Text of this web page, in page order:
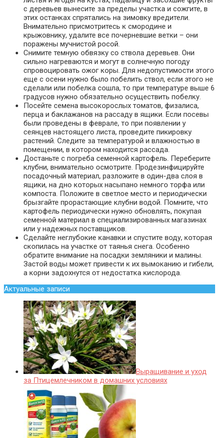
с деревьев вынесите за пределы участка и сожгите, в
этих останках спрятались на зимовку вредители.
Внимательно присмотритесь к смородине и
крыжовнику, удалите все почерневшие ветки – они
поражены мучнистой росой.
Снимите темную обвязку со ствола деревьев. Они
сильно нагреваются и могут в солнечную погоду
спровоцировать ожог коры. Для недопустимости этого
еще с осени нужно было побелить ствол, если этого не
сделали или побелка сошла, то при температуре выше 6
градусов нужно обязательно осуществить побелку.
Посейте семена высокорослых томатов, физалиса,
перца и баклажанов на рассаду в ящики. Если посевы
были проведены в феврале, то при появлении у
сеянцев настоящего листа, проведите пикировку
растений. Следите за температурой и влажностью в
помещении, в котором находится рассада.
Достаньте с погреба семенной картофель. Переберите
клубни, внимательно осмотрите. Продезинфицируйте
посадочный материал, разложите в один-два слоя в
ящики, на дно которых насыпано немного торфа или
компоста. Положите в светлое место и периодически
брызгайте прорастающие клубни водой. Помните, что
картофель периодически нужно обновлять, покупая
семенной материал в специализированных магазинах
или у надежных поставщиков.
Сделайте неглубокие канавки и спустите воду, которая
скопилась на участке от таянья снега. Особенно
обратите внимание на посадки земляники и малины.
Застой воды может привести к их вымоканию и гибели,
а корни задохнутся от недостатка кислорода.
Актуальные записи
Выращивание и уход
за Птицемлечником в домашних условиях